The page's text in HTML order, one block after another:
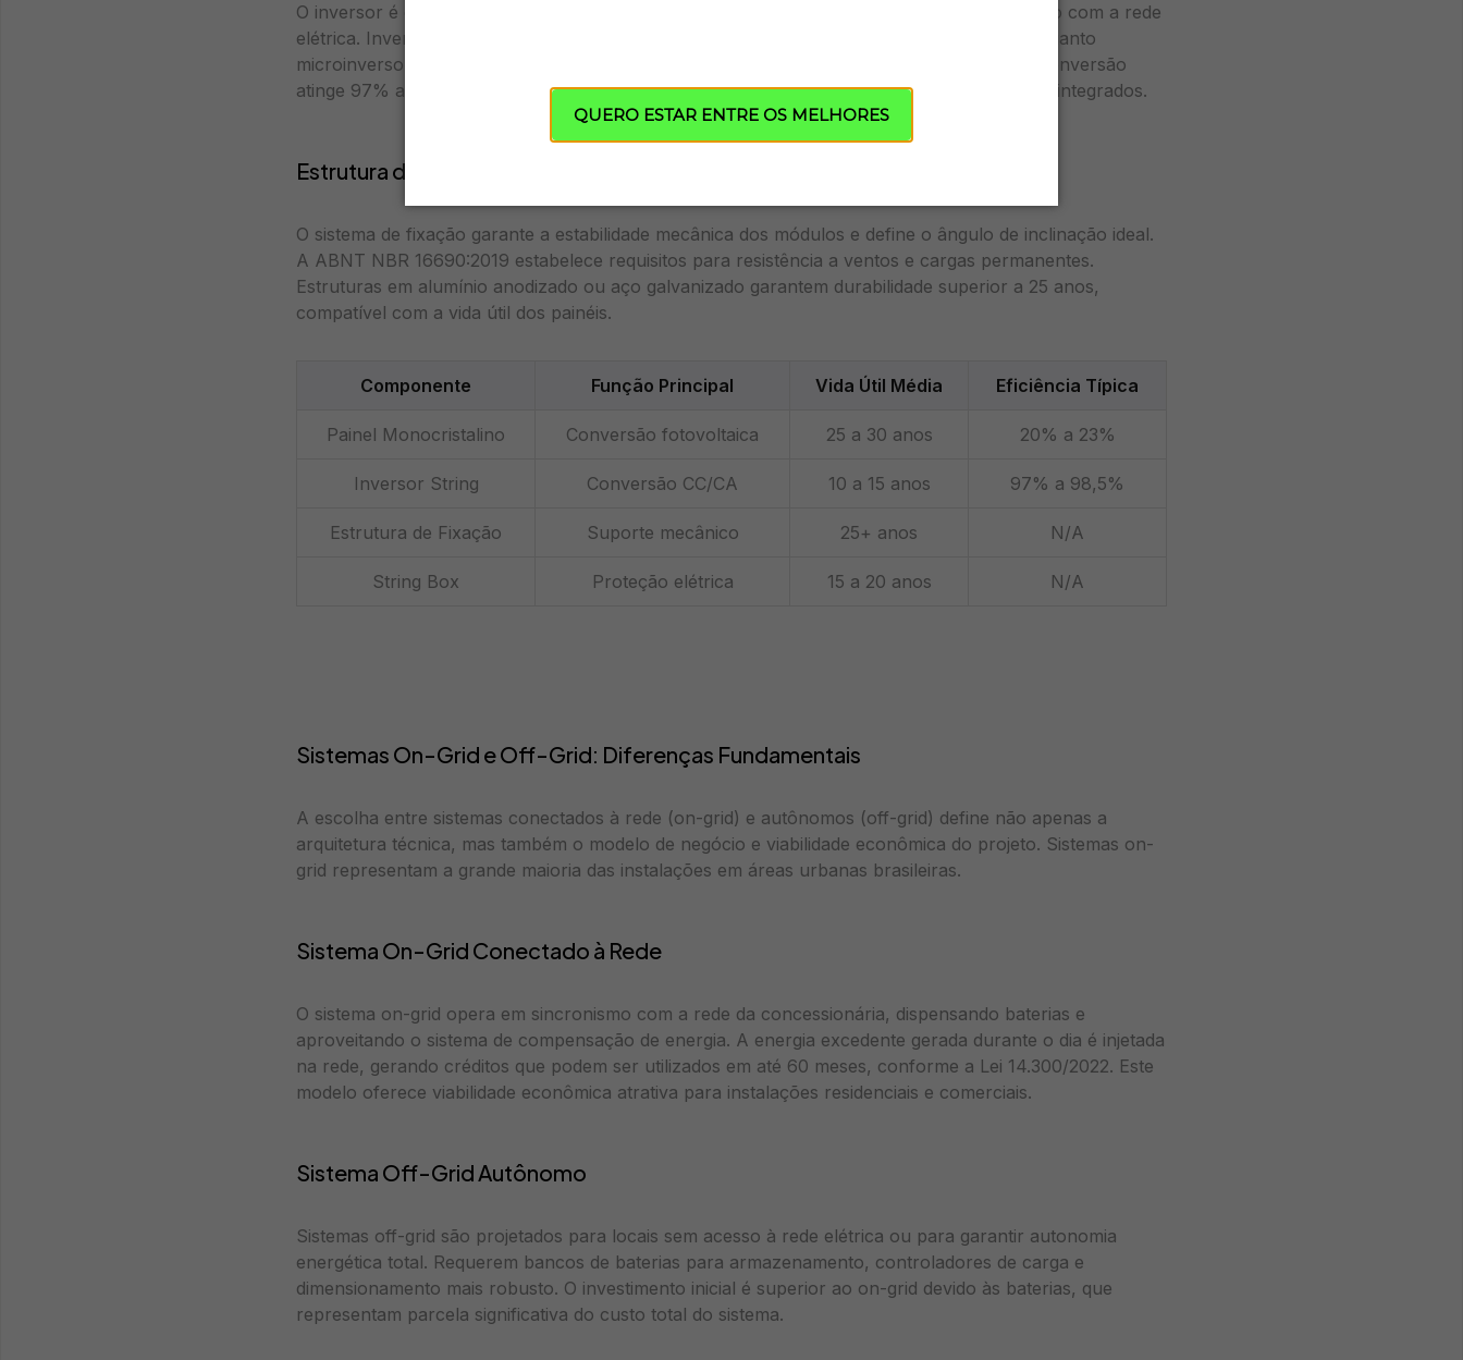
QUERO ESTAR ENTRE OS MELHORES
O inversor é o componente eletrônico que realiza a conversão CC/CA e gerencia a conexão com a rede
elétrica. Inversores string dominam a maioria das instalações residenciais e comerciais, enquanto
microinversores ganham espaço em projetos com sombreamento parcial. A eficiência de conversão
atinge 97% a 98,5% nos modelos mais modernos, com sistemas de monitoramento remoto integrados.
Estrutura de Fixação
O sistema de fixação garante a estabilidade mecânica dos módulos e define o ângulo de inclinação ideal.
A ABNT NBR 16690:2019 estabelece requisitos para resistência a ventos e cargas permanentes.
Estruturas em alumínio anodizado ou aço galvanizado garantem durabilidade superior a 25 anos,
compatível com a vida útil dos painéis.
Componente Função Principal Vida Útil Média Eficiência Típica
Painel Monocristalino Conversão fotovoltaica 25 a 30 anos 20% a 23%
Inversor String Conversão CC/CA 10 a 15 anos 97% a 98,5%
Estrutura de Fixação Suporte mecânico 25+ anos N/A
String Box Proteção elétrica 15 a 20 anos N/A
Sistemas On-Grid e Off-Grid: Diferenças Fundamentais
A escolha entre sistemas conectados à rede (on-grid) e autônomos (off-grid) define não apenas a
arquitetura técnica, mas também o modelo de negócio e viabilidade econômica do projeto. Sistemas on-
grid representam a grande maioria das instalações em áreas urbanas brasileiras.
Sistema On-Grid Conectado à Rede
O sistema on-grid opera em sincronismo com a rede da concessionária, dispensando baterias e
aproveitando o sistema de compensação de energia. A energia excedente gerada durante o dia é injetada
na rede, gerando créditos que podem ser utilizados em até 60 meses, conforme a Lei 14.300/2022. Este
modelo oferece viabilidade econômica atrativa para instalações residenciais e comerciais.
Sistema Off-Grid Autônomo
Sistemas off-grid são projetados para locais sem acesso à rede elétrica ou para garantir autonomia
energética total. Requerem bancos de baterias para armazenamento, controladores de carga e
dimensionamento mais robusto. O investimento inicial é superior ao on-grid devido às baterias, que
representam parcela significativa do custo total do sistema.